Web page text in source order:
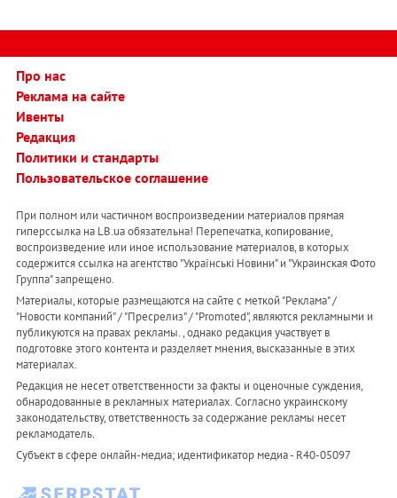
Про нас
Реклама на сайте
Ивенты
Редакция
Политики и стандарты
Пользовательское соглашение
При полном или частичном воспроизведении материалов прямая
гиперссылка на LB.ua обязательна! Перепечатка, копирование,
воспроизведение или иное использование материалов, в которых
содержится ссылка на агентство "Українськi Новини" и "Украинская Фото
Группа" запрещено.
Материалы, которые размещаются на сайте с меткой "Реклама" /
"Новости компаний" / "Пресрелиз" / "Promoted", являются рекламными и
публикуются на правах рекламы. , однако редакция участвует в
подготовке этого контента и разделяет мнения, высказанные в этих
материалах.
Редакция не несет ответственности за факты и оценочные суждения,
обнародованные в рекламных материалах. Согласно украинскому
законодательству, ответственность за содержание рекламы несет
рекламодатель.
Субъект в сфере онлайн-медиа; идентификатор медиа - R40-05097